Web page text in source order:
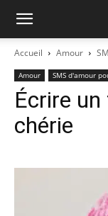
Accueil Amour
Amour SMS d'amour
Écrire
chérie